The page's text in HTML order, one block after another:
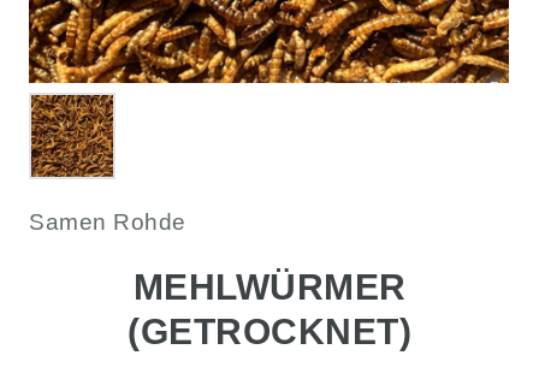
Samen Rohde
MEHLWÜRMER
(GETROCKNET)